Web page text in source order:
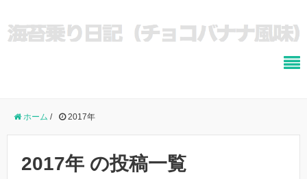
ホーム / 2017年
2017年 の投稿一覧